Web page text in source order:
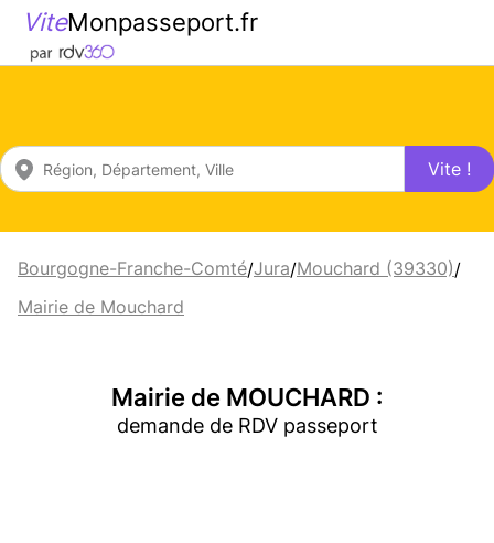
ViteMonpasseport.fr
Vite !
Bourgogne-Franche-Comté/Jura/Mouchard (39330)/
Mairie de Mouchard
Mairie de MOUCHARD :
demande de RDV passeport